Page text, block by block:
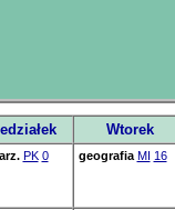
Wtorek
PK 0 geografia MI 16